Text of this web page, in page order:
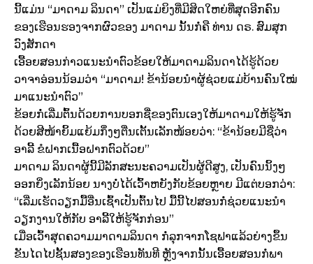
ນີ້ແມ່ນ “ມາດາມ ລິນດາ” ເປັນແມ່ຍິງທີ່ມີສິດໃຫຍ່ທີ່ສຸດອີກຄົນ
ຂອງເຮືອນຮອງຈາກຜົວຂອງ ມາດາມ ນັ້ນກໍ່ຄື ທ່ານ ດຣ. ສົມສຸກ
ວົງສັກດາ
ເອື້ອຍສອນກ່າວແນະນຳຕົວຂ້ອຍໃຫ້ມາດາມລິນດາໄດ້ຮູ້ດ້ວຍ
ວາຈາອ່ອນນ້ອມວ່າ “ມາດາມ! ຂ້ານ້ອຍນຳຜູ້ຊ່ວຍແມ່ບ້ານຄົນໃໝ່
ມາແນະນຳຕົວ”
ຂ້ອຍກໍ່ເລີ່ມຕົ້ນດ້ວຍການບອກຊື່ຂອງຕົນເອງໃຫ້ມາດາມໃຫ້ຮູ້ຈັກ
ດ້ວຍສີໜ້າຍິ້ມແຍ້ມກຶ່ງໆຕື່ນເຕັ້ນເລັກໜ້ອຍວ່າ: “ຂ້ານ້ອຍມີຊື່ວ່າ
ອາລີ້ ຂໍຝາກເນື້ອຝາກຕົວດ້ວຍ”
ມາດາມ ລິນດາຜູ້ນີ້ມີລັກສະນະຄວາມເປັນຜູ້ດີສູງ, ເປັນຄົນນິ້ງໆ
ອອກຍິ່ງເລັກນ້ອຍ ນາງບໍ່ໄດ້ເວົ້າຫຍັງກັບຂ້ອຍຫຼາຍ ມີແຕ່ບອກວ່າ:
“ເລີ່ມເຮັດວຽກມື້ອື່ນເຊົ້າເປັນຕົ້ນໄປ ມື້ນີ້ໄປສອນກໍ່ຊ່ວຍແນະນຳ
ວຽກງານໃຫ້ກັບ ອາລີ້ໃຫ້ຮູ້ຈັກກ່ອນ”
ເມື່ອເວົ້າສຸດຄວາມມາດາມລິນດາ ກໍ່ລຸກຈາກໂຊຟາແລ້ວຍ່າງຂຶ້ນ
ຂັນໄດໄປຊັ້ນສອງຂອງເຮືອນທັນທີ ຫຼັງຈາກນັ້ນເອື້ອຍສອນກໍ່ພາ